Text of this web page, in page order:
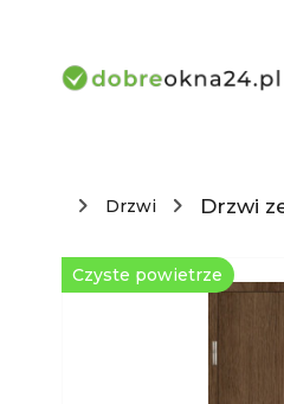
Drzwi Drzwi
Czyste powietrze